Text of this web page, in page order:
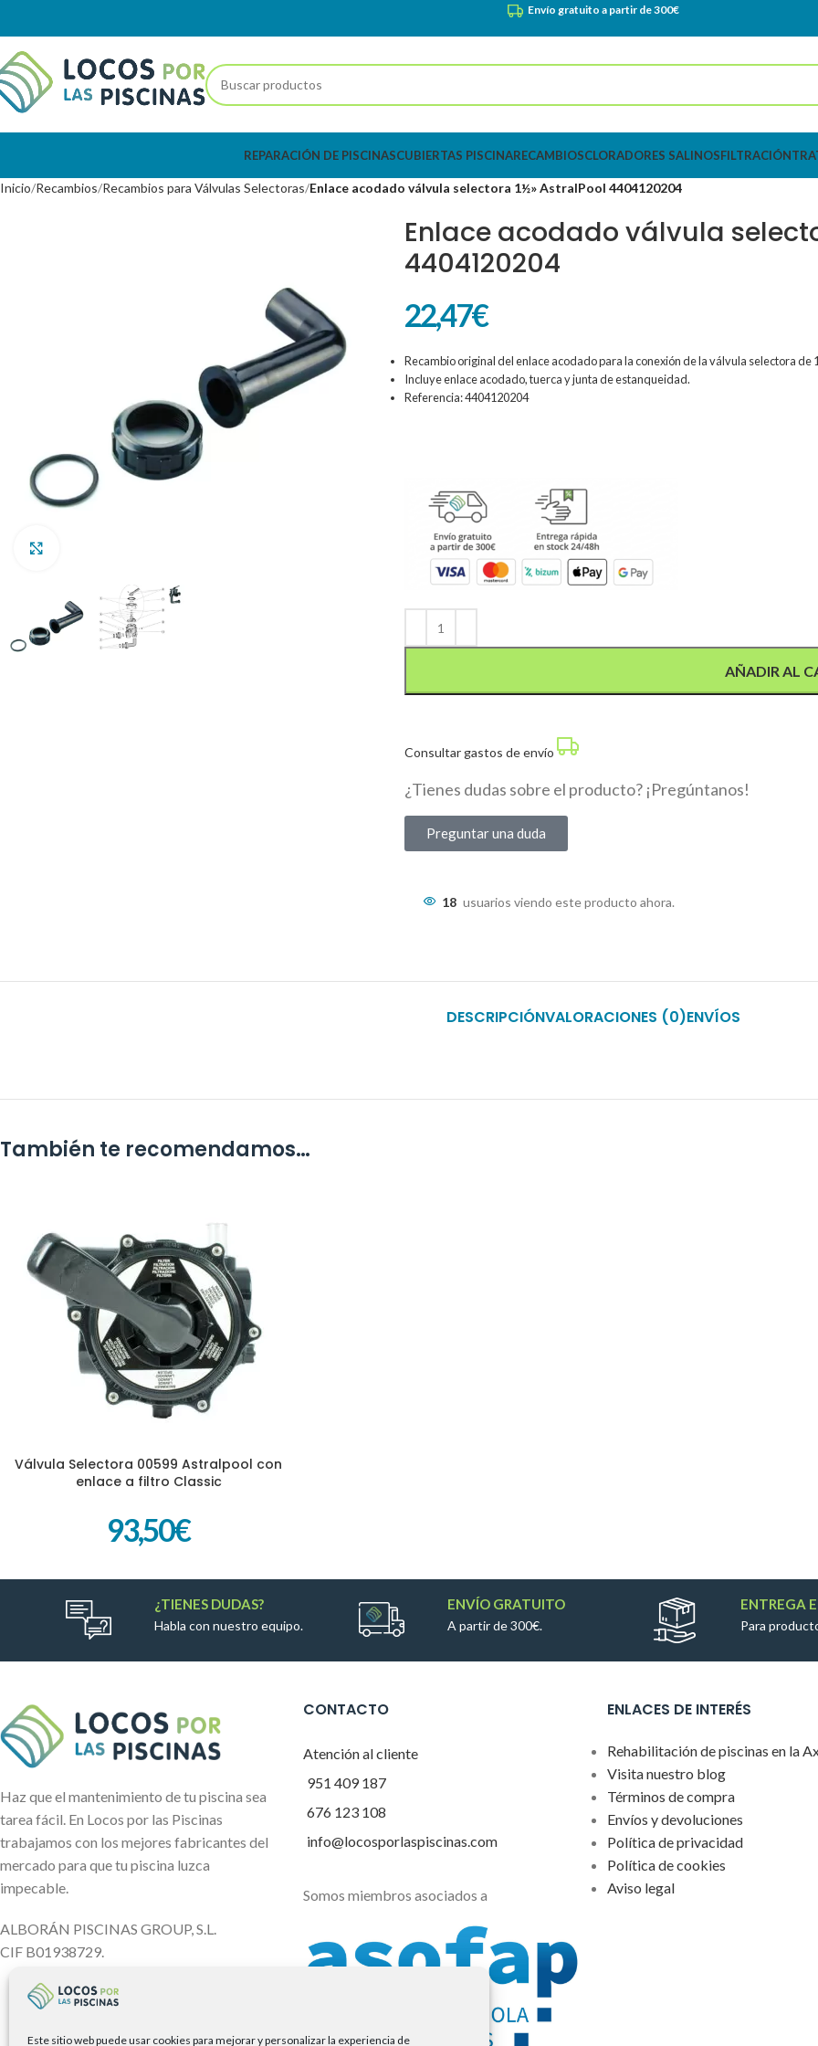
Este sitio web puede usar cookies para mejorar y personalizar la experiencia de
Envío gratuito a partir de 300€
REPARACIÓN DE PISCINASCUBIERTAS PISCINARECAMBIOSCLORADORES SALINOSFILTRACIÓN
Inicio Recambios Recambios para Válvulas Selectoras Enlace acodado válvula selectora 1½» AstralPool 4404120204
Enlace acodado válvula
4404120204
22,47€
Recambio original del enlace acodado para la conexión de la válvula selectora de
Incluye enlace acodado, tuerca y junta de estanqueidad.
Referencia: 4404120204
AÑADIR AL
Consultar gastos de envío
¿Tienes dudas sobre el producto? ¡Pregúntanos!
Preguntar una duda
18 usuarios viendo este producto ahora.
DESCRIPCIÓNVALORACIONES (0)ENVÍOS
También te recomendamos…
AÑADIR AL CARRITO
Válvula Selectora 00599 Astralpool con
enlace a filtro Classic
93,50€
¿TIENES DUDAS?
Habla con nuestro equipo.
ENVÍO GRATUITO
A partir de 300€.
ENTREGA
Para
Haz que el mantenimiento de tu piscina sea
tarea fácil. En Locos por las Piscinas
trabajamos con los mejores fabricantes del
mercado para que tu piscina luzca
impecable.
ALBORÁN PISCINAS GROUP, S.L.
CIF B01938729.
CONTACTO
Atención al cliente
951 409 187
676 123 108
info@locosporlaspiscinas.com
Somos miembros asociados a
ENLACES DE INTERÉS
Rehabilitación de piscinas en la
Visita nuestro blog
Términos de compra
Envíos y devoluciones
Política de privacidad
Política de cookies
Aviso legal